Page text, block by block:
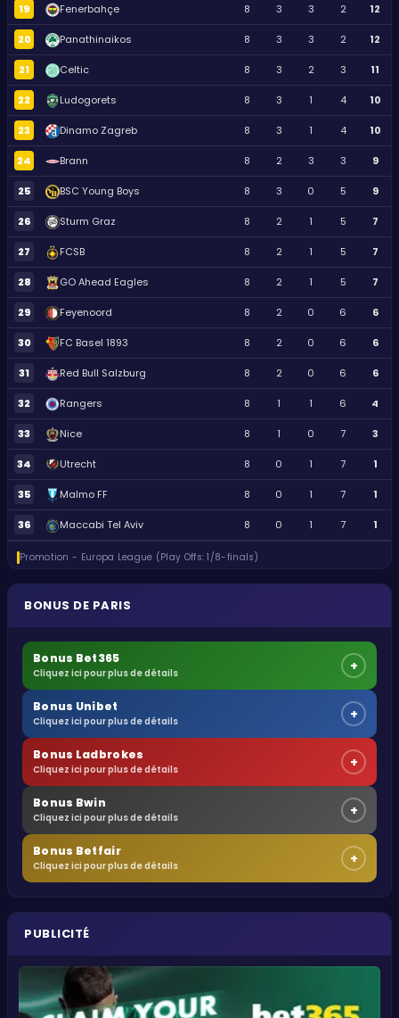
19 Fenerbahçe 8 3 3 2 12
20 Panathinaikos 8 3 3 2 12
21 Celtic 8 3 2 3 11
22 Ludogorets 8 3 1 4 10
23 Dinamo Zagreb 8 3 1 4 10
24 Brann 8 2 3 3 9
25 BSC Young Boys 8 3 0 5 9
26 Sturm Graz 8 2 1 5 7
27 FCSB 8 2 1 5 7
28 GO Ahead Eagles 8 2 1 5 7
29 Feyenoord 8 2 0 6 6
30 FC Basel 1893 8 2 0 6 6
31 Red Bull Salzburg 8 2 0 6 6
32 Rangers 8 1 1 6 4
33 Nice 8 1 0 7 3
34 Utrecht 8 0 1 7 1
35 Malmo FF 8 0 1 7 1
36 Maccabi Tel Aviv 8 0 1 7 1
Promotion - Europa League (Play Offs: 1/8-finals)
BONUS DE PARIS
Bonus Bet365
Cliquez ici pour plus de détails +
Bonus Unibet
Cliquez ici pour plus de détails +
Bonus Ladbrokes
Cliquez ici pour plus de détails +
Bonus Bwin
Cliquez ici pour plus de détails +
Bonus Betfair
Cliquez ici pour plus de détails +
PUBLICITÉ